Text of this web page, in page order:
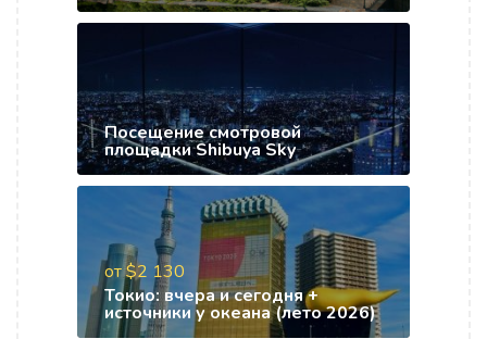
Посещение смотровой
площадки Shibuya Sky
от $2 130
Токио: вчера и сегодня +
источники у океана (лето 2026)